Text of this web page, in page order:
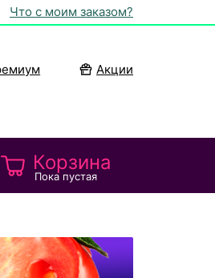
Что с моим заказом?
Акции
Корзина
Пока пустая